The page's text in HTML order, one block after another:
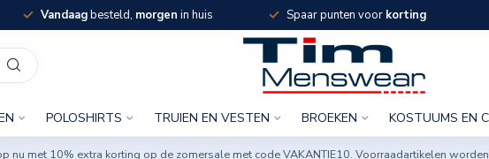
Vandaagbesteld, morgen in huis Spaar punten voor korting
POLOSHIRTS TRUIEN EN VESTEN BROEKEN KOSTUUMS EN
nu met 10% extra korting op de zomersale met code VAKANTIE10. Voorraadartikelen